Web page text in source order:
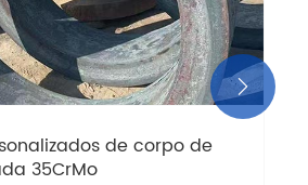
de alta precisão em
